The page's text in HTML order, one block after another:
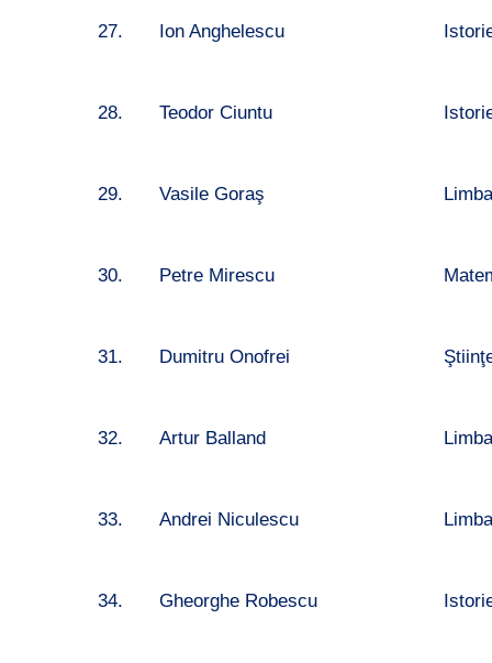
27. Ion Anghelescu
28. Teodor Ciuntu
29. Vasile Goraş
30. Petre Mirescu
31. Dumitru Onofrei
32. Artur Balland
33. Andrei Niculescu
34. Gheorghe Robescu